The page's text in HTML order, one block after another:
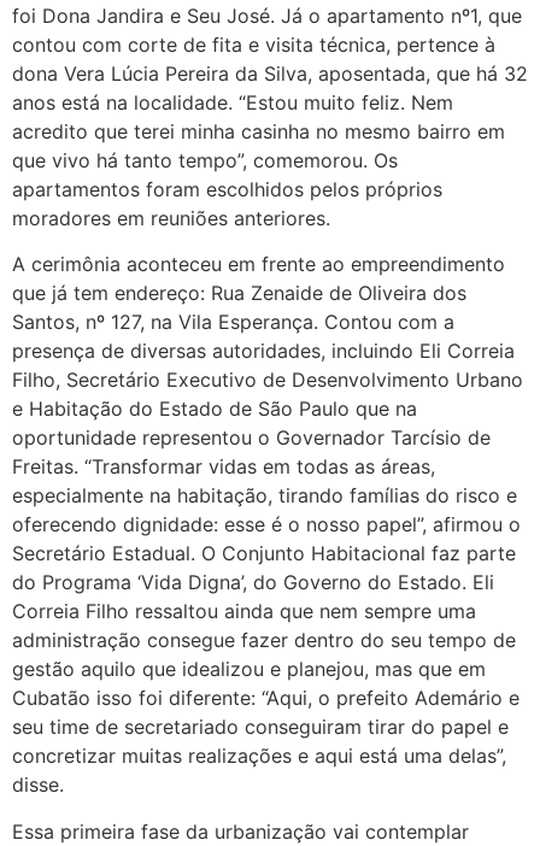
foi Dona Jandira e Seu José. Já o apartamento nº1, que
contou com corte de fita e visita técnica, pertence à
dona Vera Lúcia Pereira da Silva, aposentada, que há 32
anos está na localidade. “Estou muito feliz. Nem
acredito que terei minha casinha no mesmo bairro em
que vivo há tanto tempo”, comemorou. Os
apartamentos foram escolhidos pelos próprios
moradores em reuniões anteriores.
A cerimônia aconteceu em frente ao empreendimento
que já tem endereço: Rua Zenaide de Oliveira dos
Santos, nº 127, na Vila Esperança. Contou com a
presença de diversas autoridades, incluindo Eli Correia
Filho, Secretário Executivo de Desenvolvimento Urbano
e Habitação do Estado de São Paulo que na
oportunidade representou o Governador Tarcísio de
Freitas. “Transformar vidas em todas as áreas,
especialmente na habitação, tirando famílias do risco e
oferecendo dignidade: esse é o nosso papel”, afirmou o
Secretário Estadual. O Conjunto Habitacional faz parte
do Programa ‘Vida Digna’, do Governo do Estado. Eli
Correia Filho ressaltou ainda que nem sempre uma
administração consegue fazer dentro do seu tempo de
gestão aquilo que idealizou e planejou, mas que em
Cubatão isso foi diferente: “Aqui, o prefeito Ademário e
seu time de secretariado conseguiram tirar do papel e
concretizar muitas realizações e aqui está uma delas”,
disse.
Essa primeira fase da urbanização vai contemplar